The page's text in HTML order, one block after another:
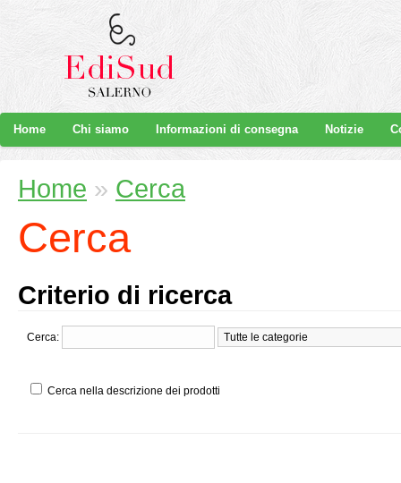
Home Chi siamo Informazioni di consegna Notizie
Home » Cerca
Cerca
Criterio di ricerca
Cerca:
Cerca nella descrizione dei prodotti